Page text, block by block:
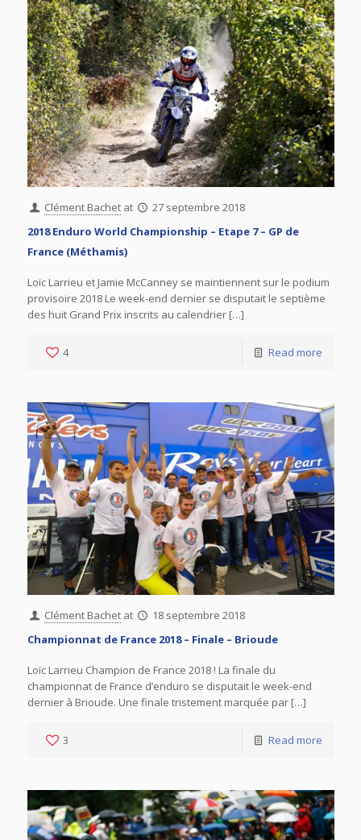
Clément Bachet at
27 septembre 2018
2018 Enduro World Championship – Etape 7 – GP de
France (Méthamis)
Loïc Larrieu et Jamie McCanney se maintiennent sur le podium
provisoire 2018 Le week-end dernier se disputait le septième
des huit Grand Prix inscrits au calendrier […]
4 Read more
Clément Bachet at
18 septembre 2018
Championnat de France 2018 – Finale – Brioude
Loïc Larrieu Champion de France 2018 ! La finale du
championnat de France d’enduro se disputait le week-end
dernier à Brioude. Une finale tristement marquée par […]
3 Read more